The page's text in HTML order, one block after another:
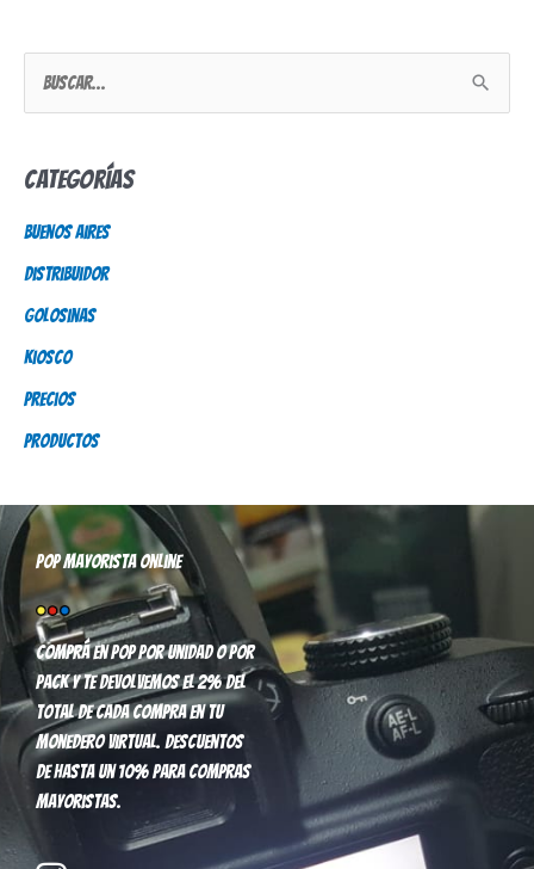
a
r
p
o
Categorías
Buenos Aires
Distribuidor
Golosinas
Kiosco
Precios
Productos
Pop mayorista online
Comprá en pop por unidad o por
pack y te devolvemos el 2% del
total de cada compra en tu
monedero virtual. Descuentos
de hasta un 10% para compras
mayoristas.